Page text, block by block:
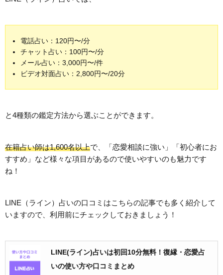
電話占い：120円〜/分
チャット占い：100円〜/分
メール占い：3,000円〜/件
ビデオ対面占い：2,800円〜/20分
と4種類の鑑定方法から選ぶことができます。
在籍占い師は1,600名以上で、「恋愛相談に強い」「初心者にお
すすめ」など様々な項目があるので使いやすいのも魅力です
ね！
LINE（ライン）占いの口コミはこちらの記事でも多く紹介して
いますので、利用前にチェックしておきましょう！
LINE(ライン)占いは初回10分無料！復縁・恋愛占
いの使い方や口コミまとめ